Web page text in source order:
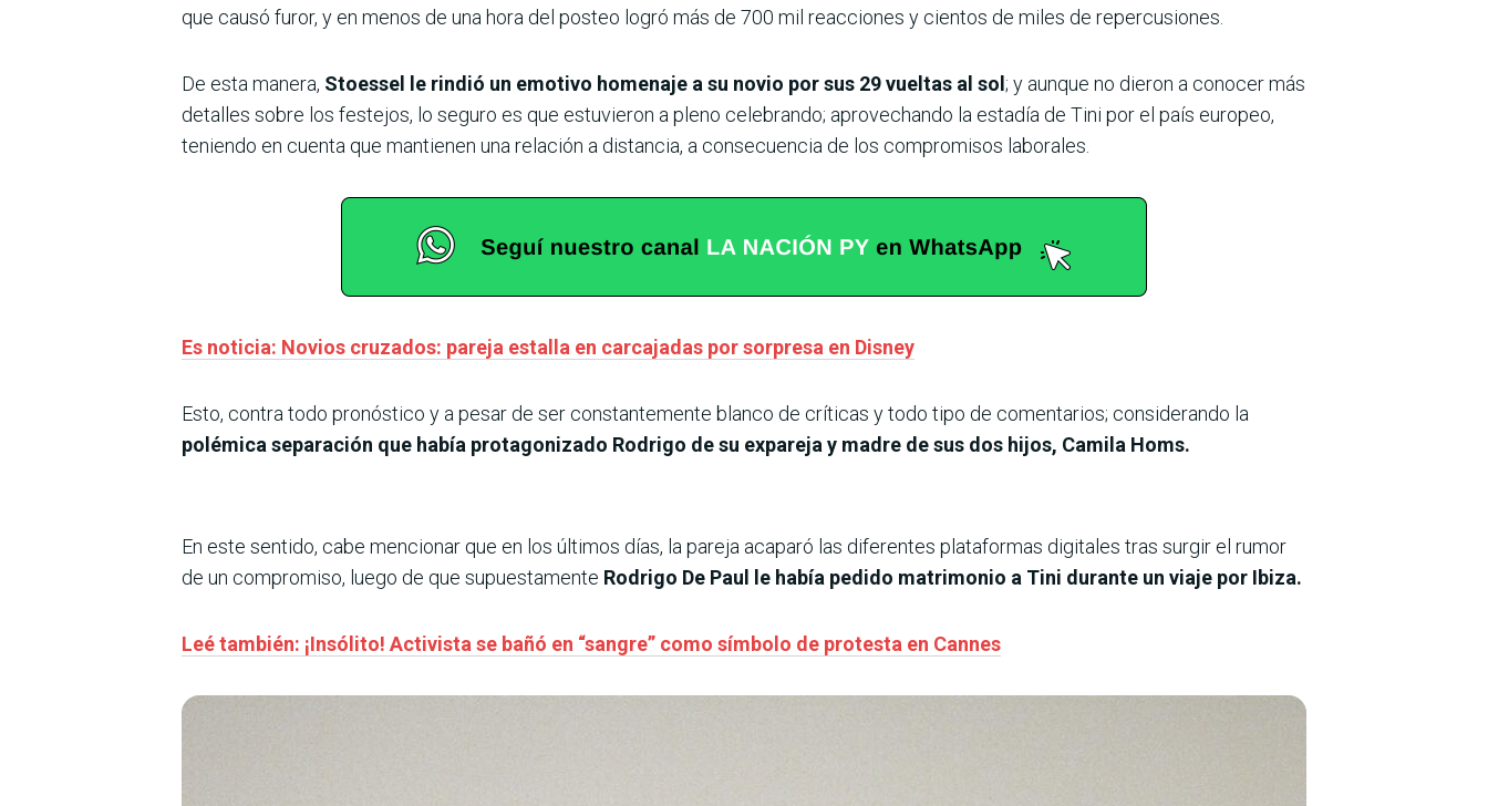
que causó furor, y en menos de una hora del posteo logró más de 700 mil reacciones y cientos de miles de repercusiones.
De esta manera, Stoessel le rindió un emotivo homenaje a su novio por sus 29 vueltas al sol ; y aunque no dieron a conocer más
detalles sobre los festejos, lo seguro es que estuvieron a pleno celebrando; aprovechando la estadía de Tini por el país europeo,
teniendo en cuenta que mantienen una relación a distancia, a consecuencia de los compromisos laborales.
Es noticia: Novios cruzados: pareja estalla en carcajadas por sorpresa en Disney
Esto, contra todo pronóstico y a pesar de ser constantemente blanco de críticas y todo tipo de comentarios; considerando la
polémica separación que había protagonizado Rodrigo de su expareja y madre de sus dos hijos, Camila Homs.
En este sentido, cabe mencionar que en los últimos días, la pareja acaparó las diferentes plataformas digitales tras surgir el rumor
de un compromiso, luego de que supuestamente Rodrigo De Paul le había pedido matrimonio a Tini durante un viaje por Ibiza.
Leé también: ¡Insólito! Activista se bañó en “sangre” como símbolo de protesta en Cannes